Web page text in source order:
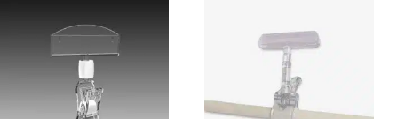
muunnelma.
valinnat